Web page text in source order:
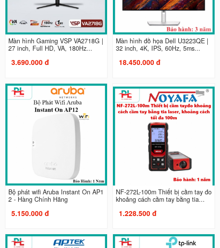
Màn hình Gaming VSP VA2718G |
27 inch, Full HD, VA, 180Hz...
3.690.000 đ
Màn hình đồ họa Dell U3223QE |
32 inch, 4K, IPS, 60Hz, 5ms...
18.450.000 đ
Bộ phát wifi Aruba Instant On AP1
2 - Hàng Chính Hãng
5.150.000 đ
NF-272L-100m Thiết bị cầm tay đo
khoảng cách cầm tay bằng tia...
1.228.500 đ